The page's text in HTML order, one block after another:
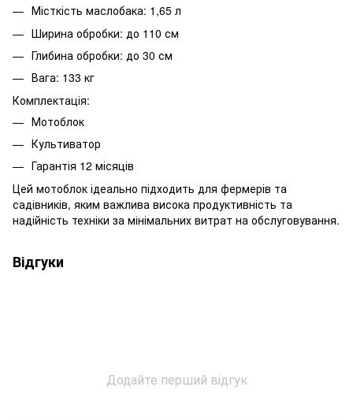
Місткість маслобака: 1,65 л
Ширина обробки: до 110 см
Глибина обробки: до 30 см
Вага: 133 кг
Комплектація:
Мотоблок
Культиватор
Гарантія 12 місяців
Цей мотоблок ідеально підходить для фермерів та
садівників, яким важлива висока продуктивність та
надійність техніки за мінімальних витрат на обслуговування.​
Відгуки
Додайте перший відгук